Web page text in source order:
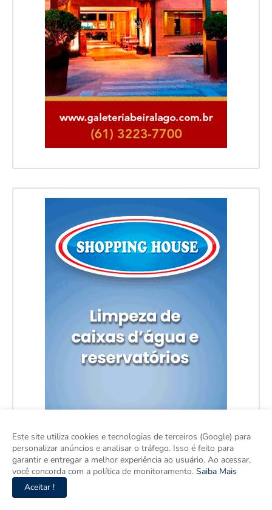
Este site utiliza cookies e tecnologias de terceiros (Google) para
personalizar anúncios e analisar o tráfego. Isso é feito para
garantir e entregar a melhor experiência ao usuário. Ao acessar,
você concorda com a política de monitoramento. Saiba Mais
Aceitar !